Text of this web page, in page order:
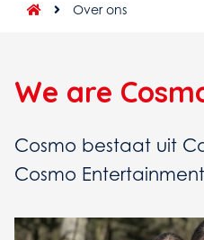
Over ons
We are
Cosmo bestaat uit
Cosmo